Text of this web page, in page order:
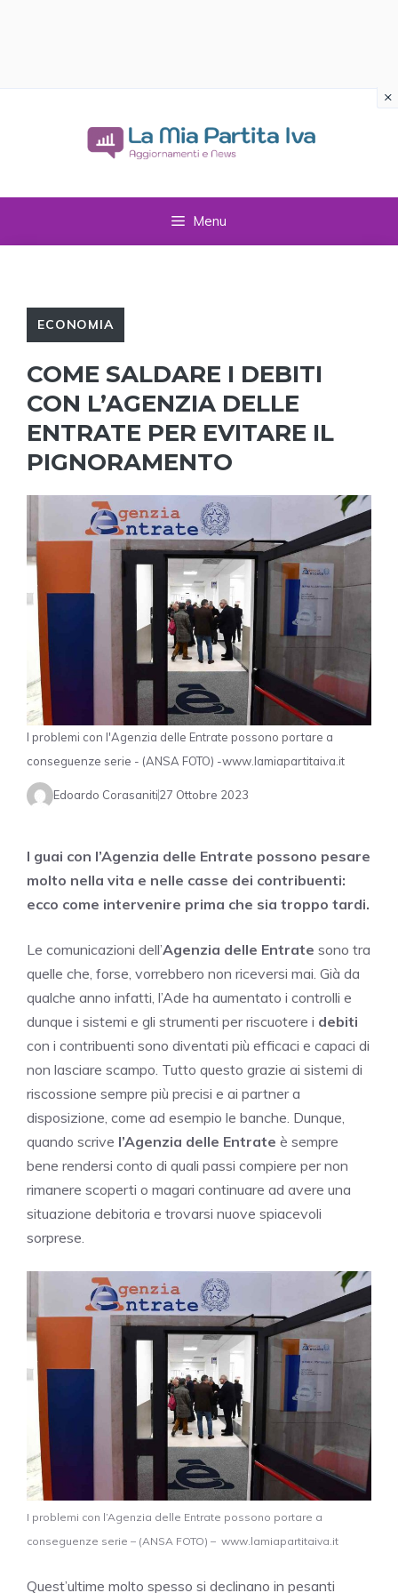
Menu
ECONOMIA
COME SALDARE I DEBITI
CON L’AGENZIA DELLE
ENTRATE PER EVITARE IL
PIGNORAMENTO
I problemi con l'Agenzia delle Entrate possono portare a
conseguenze serie - (ANSA FOTO) -www.lamiapartitaiva.it
Edoardo Corasaniti27 Ottobre 2023
I guai con l’Agenzia delle Entrate possono pesare
molto nella vita e nelle casse dei contribuenti:
ecco come intervenire prima che sia troppo tardi.
Le comunicazioni dell’Agenzia delle Entrate sono tra
quelle che, forse, vorrebbero non riceversi mai. Già da
qualche anno infatti, l’Ade ha aumentato i controlli e
dunque i sistemi e gli strumenti per riscuotere i debiti
con i contribuenti sono diventati più efficaci e capaci di
non lasciare scampo. Tutto questo grazie ai sistemi di
riscossione sempre più precisi e ai partner a
disposizione, come ad esempio le banche. Dunque,
quando scrive l’Agenzia delle Entrate è sempre
bene rendersi conto di quali passi compiere per non
rimanere scoperti o magari continuare ad avere una
situazione debitoria e trovarsi nuove spiacevoli
sorprese.
I problemi con l’Agenzia delle Entrate possono portare a
conseguenze serie – (ANSA FOTO) – www.lamiapartitaiva.it
Quest’ultime molto spesso si declinano in pesanti
×